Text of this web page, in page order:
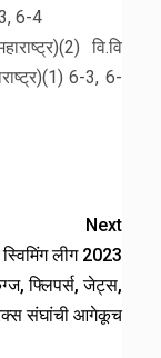
6-4
वि.वि
6-3, 6-
Next
लीग 2023
फ्लिपर्स, जेट्स,
संघांची आगेकूच